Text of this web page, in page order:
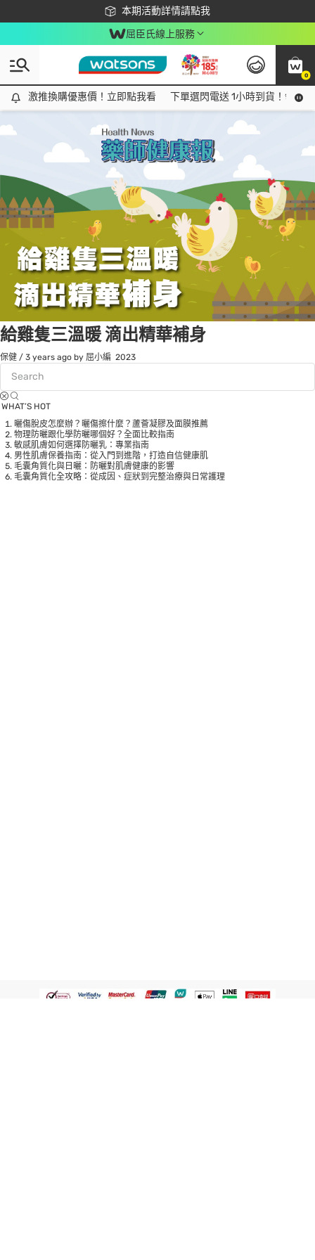
本期活動詳情請點我
下載app最高回饋$350
屈臣氏線上服務
0
激推換購優惠價！立即點我看
激推換購優惠價！立即點我看 下單選閃電送 1小時到貨！領神
Tag:雞1 item(s) found
給雞隻三溫暖 滴出精華補身
保健 / 3 years ago by 屈小編 2023
WHAT’S HOT
曬傷脫皮怎麼辦？曬傷擦什麼？蘆薈凝膠及面膜推薦
物理防曬跟化學防曬哪個好？全面比較指南
敏感肌膚如何選擇防曬乳：專業指南
男性肌膚保養指南：從入門到進階，打造自信健康肌
毛囊角質化與日曬：防曬對肌膚健康的影響
毛囊角質化全攻略：從成因、症狀到完整治療與日常護理